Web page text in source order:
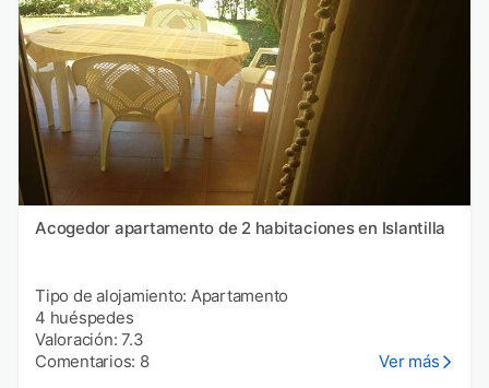
Acogedor apartamento de 2 habitaciones en Islantilla
Tipo de alojamiento: Apartamento
4 huéspedes
Valoración: 7.3
Comentarios: 8
Ver más